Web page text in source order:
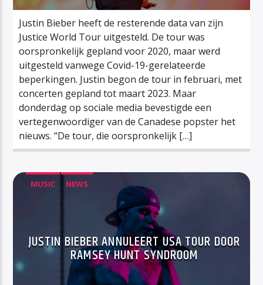
Justin Bieber heeft de resterende data van zijn
Justice World Tour uitgesteld. De tour was
oorspronkelijk gepland voor 2020, maar werd
uitgesteld vanwege Covid-19-gerelateerde
beperkingen. Justin begon de tour in februari, met
concerten gepland tot maart 2023. Maar
donderdag op sociale media bevestigde een
vertegenwoordiger van de Canadese popster het
nieuws. “De tour, die oorspronkelijk […]
MUSIC NEWS
JUSTIN BIEBER ANNULEERT USA TOUR DOOR
RAMSEY HUNT SYNDROOM